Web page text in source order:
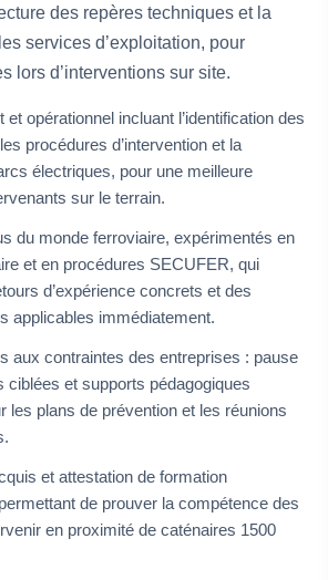
des repères techniques et la
services d’exploitation, pour
lors d’interventions sur site.
opérationnel incluant l’identification des
procédures d’intervention et la
électriques, pour une meilleure
sur le terrain.
du monde ferroviaire, expérimentés en
et en procédures SECUFER, qui
d’expérience concrets et des
applicables immédiatement.
aux contraintes des entreprises : pause
ciblées et supports pédagogiques
les plans de prévention et les réunions
et attestation de formation
de prouver la compétence des
en proximité de caténaires 1500